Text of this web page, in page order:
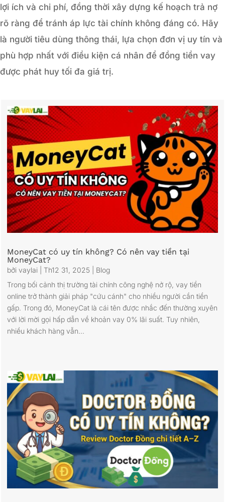
lợi ích và chi phí, đồng thời xây dựng kế hoạch trả nợ
rõ ràng để tránh áp lực tài chính không đáng có. Hãy
là người tiêu dùng thông thái, lựa chọn đơn vị uy tín và
phù hợp nhất với điều kiện cá nhân để đồng tiền vay
được phát huy tối đa giá trị.
MoneyCat có uy tín không? Có nên vay tiền tại
MoneyCat?
bởi vaylai Th12 31, 2025
Blog
Trong bối cảnh thị trường tài chính công nghệ nở rộ, vay tiền
online trở thành giải pháp "cứu cánh" cho nhiều người cần tiền
gấp. Trong đó, MoneyCat là cái tên được nhắc đến thường xuyên
với lời mời gọi hấp dẫn về khoản vay 0% lãi suất. Tuy nhiên,
nhiều khách hàng vẫn...